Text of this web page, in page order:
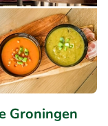
Groningen